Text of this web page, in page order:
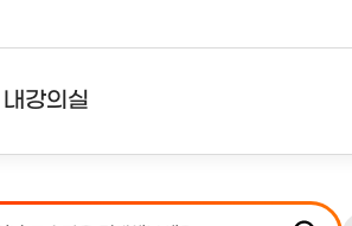
내강의실
강의리스트